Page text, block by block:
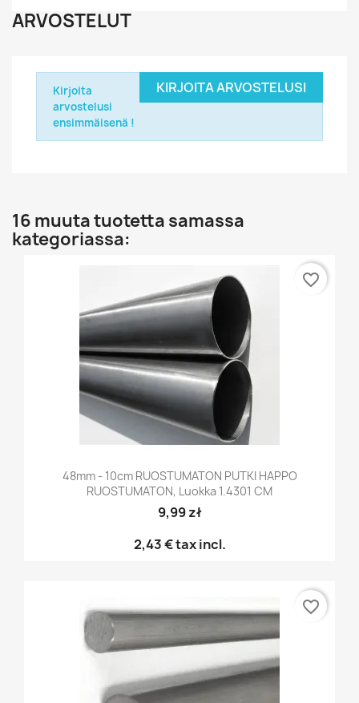
ARVOSTELUT
KIRJOITA ARVOSTELUSI
Kirjoita
arvostelusi
ensimmäisenä !
16 muuta tuotetta samassa
kategoriassa:
48mm - 10cm RUOSTUMATON PUTKI HAPPO
RUOSTUMATON, Luokka 1.4301 CM
9,99 zł
2,43 €tax incl.
favorite_border
favorite_border